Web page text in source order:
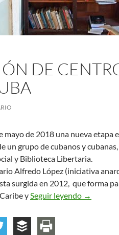
DE
mayo de 2018 una nueva etapa
un grupo de cubanos y
y Biblioteca Libertaria.
Alfredo López (iniciativa
surgida en 2012, que forma
ySeguir leyendo →